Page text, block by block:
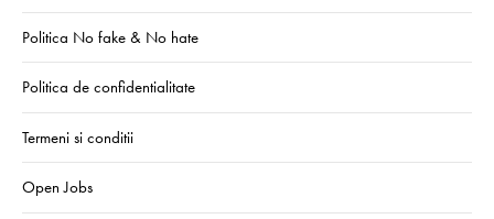
Politica No fake & No hate
Politica de confidentialitate
Termeni si conditii
Open Jobs